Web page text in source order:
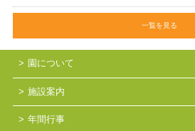
一覧を見る
園について
施設案内
年間行事